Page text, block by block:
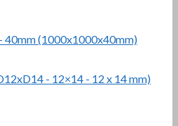
40mm (1000x1000x40mm)